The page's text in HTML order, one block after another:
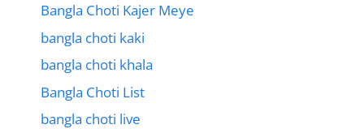
Bangla Choti Kajer Meye
bangla choti kaki
bangla choti khala
Bangla Choti List
bangla choti live